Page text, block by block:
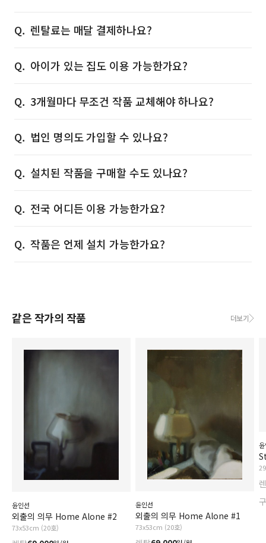
렌탈료는 매달 결제하나요?
아이가 있는 집도 이용 가능한가요?
3개월마다 무조건 작품 교체해야 하나요?
법인 명의도 가입할 수 있나요?
설치된 작품을 구매할 수도 있나요?
전국 어디든 이용 가능한가요?
작품은 언제 설치 가능한가요?
같은 작가의 작품 더보기
윤인선
외출의 의무 Home Alone #2
73x53cm (20호)
윤인선
외출의 의무 Home Alone #1
73x53cm (20호)